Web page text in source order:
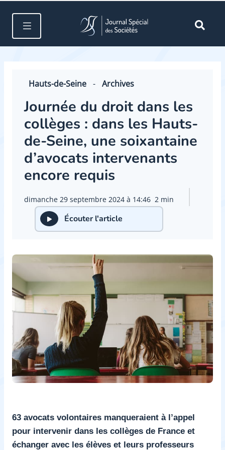
Hauts-de-Seine - Archives
Journée du droit dans les
collèges : dans les Hauts-
de-Seine, une soixantaine
d’avocats intervenants
encore requis
dimanche 29 septembre 2024 à 14:46 2 min
Écouter l'article
63 avocats volontaires manqueraient à l’appel
pour intervenir dans les collèges de France et
échanger avec les élèves et leurs professeurs